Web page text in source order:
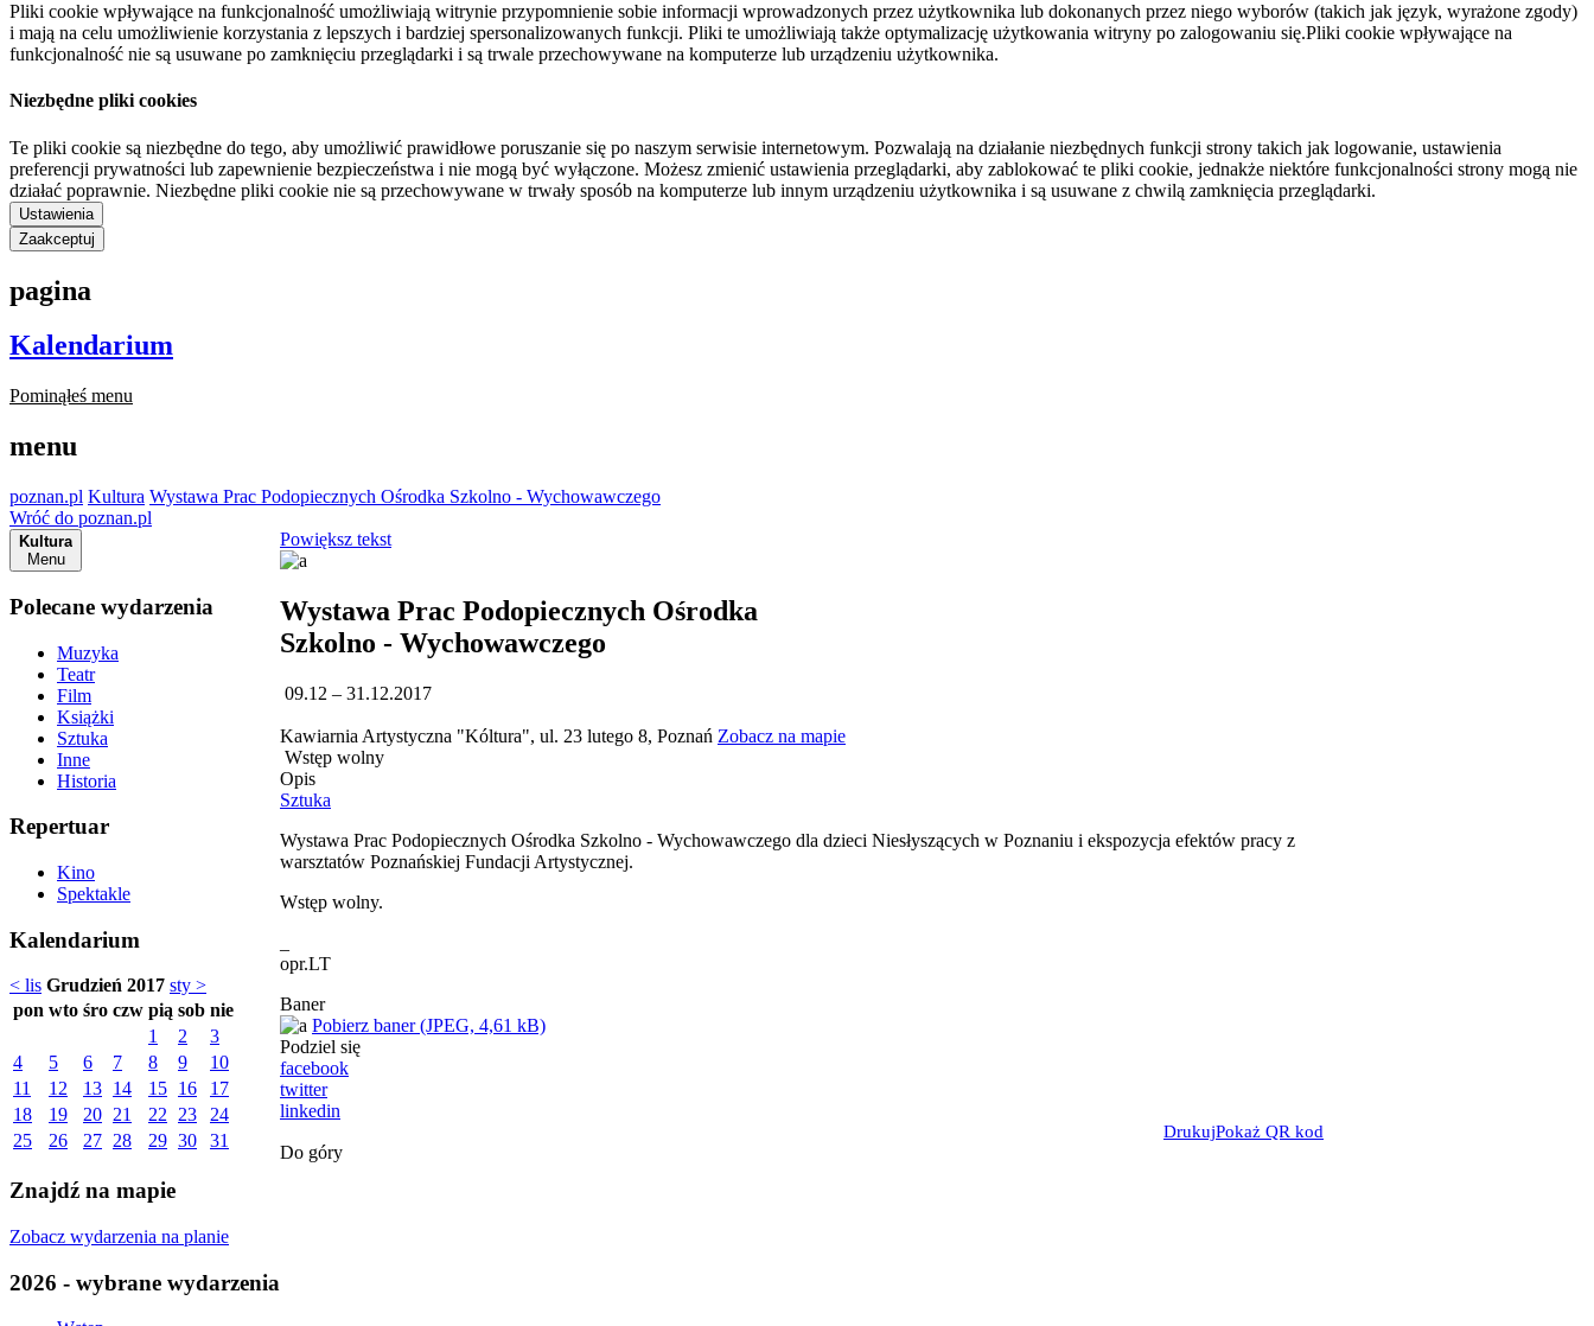
Pliki cookie wpływające na funkcjonalność umożliwiają witrynie przypomnienie sobie informacji wprowadzonych przez użytkownika lub dokonanych przez niego wyborów (takich jak język, wyrażone zgody)
i mają na celu umożliwienie korzystania z lepszych i bardziej spersonalizowanych funkcji. Pliki te umożliwiają także optymalizację użytkowania witryny po zalogowaniu się.Pliki cookie wpływające na
funkcjonalność nie są usuwane po zamknięciu przeglądarki i są trwale przechowywane na komputerze lub urządzeniu użytkownika.
Niezbędne pliki cookies
Te pliki cookie są niezbędne do tego, aby umożliwić prawidłowe poruszanie się po naszym serwisie internetowym. Pozwalają na działanie niezbędnych funkcji strony takich jak logowanie, ustawienia
preferencji prywatności lub zapewnienie bezpieczeństwa i nie mogą być wyłączone. Możesz zmienić ustawienia przeglądarki, aby zablokować te pliki cookie, jednakże niektóre funkcjonalności strony mogą nie
działać poprawnie. Niezbędne pliki cookie nie są przechowywane w trwały sposób na komputerze lub innym urządzeniu użytkownika i są usuwane z chwilą zamknięcia przeglądarki.
Ustawienia
Zaakceptuj
pagina
Kalendarium
Pominąłeś menu
menu
poznan.pl Kultura Wystawa Prac Podopiecznych Ośrodka Szkolno - Wychowawczego
Wróć do poznan.pl
Kultura
Menu
Polecane wydarzenia
Muzyka
Teatr
Film
Książki
Sztuka
Inne
Historia
Repertuar
Kino
Spektakle
Kalendarium
< lis Grudzień 2017 sty >
pon wto śro czw pią sob nie
1
2
3
4
5 6 7 8 9
10
11
12 13 14 15 16
17
18
19 20 21 22 23
24
25
26 27 28 29 30 31
Znajdź na mapie
Zobacz wydarzenia na planie
2026 - wybrane wydarzenia
Powiększ tekst
Wystawa Prac Podopiecznych Ośrodka
Szkolno - Wychowawczego
09.12 – 31.12.2017
Kawiarnia Artystyczna "Kóltura", ul. 23 lutego 8, Poznań Zobacz na mapie
Wstęp wolny
Opis
Sztuka
Wystawa Prac Podopiecznych Ośrodka Szkolno - Wychowawczego dla dzieci Niesłyszących w Poznaniu i ekspozycja efektów pracy z
warsztatów Poznańskiej Fundacji Artystycznej.
Wstęp wolny.
opr.LT
Baner
Pobierz baner (JPEG, 4,61 kB)
Podziel się
facebook
twitter
linkedin
DrukujPokaż QR kod
Do góry